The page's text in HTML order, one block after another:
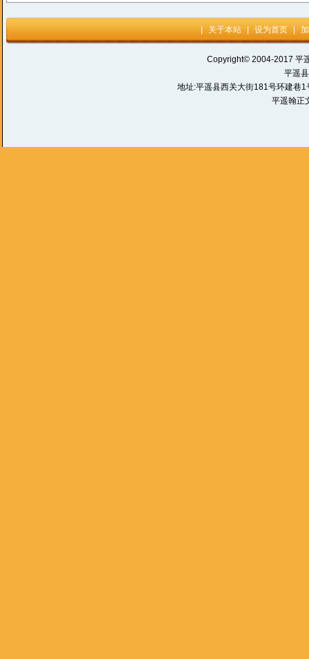
关于本站 设为首页
Copyright© 2004-2017 平
平遥
地址:平遥县西关大街181号环建
平遥翰正